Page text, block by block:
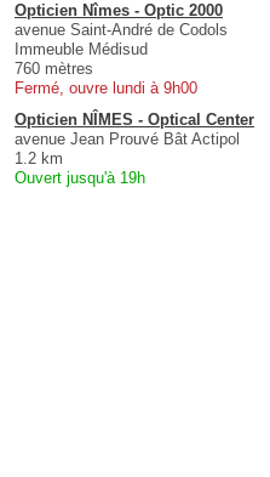
Opticien Nîmes - Optic 2000
avenue Saint-André de Codols
Immeuble Médisud
760 mètres
Fermé, ouvre lundi à 9h00
Opticien NÎMES - Optical Center
avenue Jean Prouvé Bât Actipol
1.2 km
Ouvert jusqu'à 19h